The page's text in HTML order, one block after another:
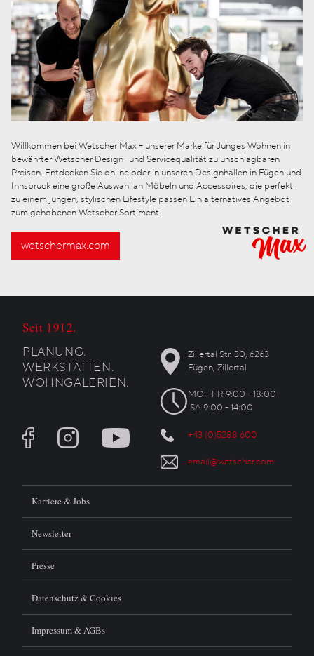
Willkommen bei Wetscher Max – unserer Marke für Junges Wohnen in
bewährter Wetscher Design- und Servicequalität zu unschlagbaren
Preisen. Entdecken Sie online oder in unseren Designhallen in Fügen und
Innsbruck eine große Auswahl an Möbeln und Accessoires, die perfekt
zu einem jungen, stylischen Lifestyle passen Ein alternatives Angebot
zum gehobenen Wetscher Sortiment.
wetschermax.com
Seit 1912.
PLANUNG.
WERKSTÄTTEN.
WOHNGALERIEN.
Zillertal Str. 30, 6263
Fügen, Zillertal
MO - FR 9:00 - 18:00
SA 9:00 - 14:00
+43 (0)5288 600
email@wetscher.com
Karriere & Jobs
Newsletter
Presse
Datenschutz & Cookies
Impressum & AGBs